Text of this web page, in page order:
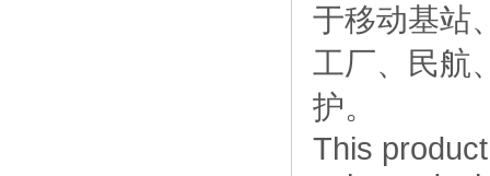
于移动基站
工厂、民航
护。
This